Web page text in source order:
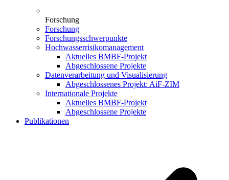
Forschung
Forschung
Forschungsschwerpunkte
Hochwasserrisikomanagement
Aktuelles BMBF-Projekt
Abgeschlossene Projekte
Datenverarbeitung und Visualisierung
Abgeschlossenes Projekt: AiF-ZIM
Internationale Projekte
Aktuelles BMBF-Projekt
Abgeschlossene Projekte
Publikationen